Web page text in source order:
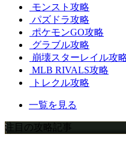
モンスト攻略
パズドラ攻略
ポケモンGO攻略
グラブル攻略
崩壊スターレイル攻
MLB RIVALS攻略
トレクル攻略
一覧を見る
注目の攻略記事